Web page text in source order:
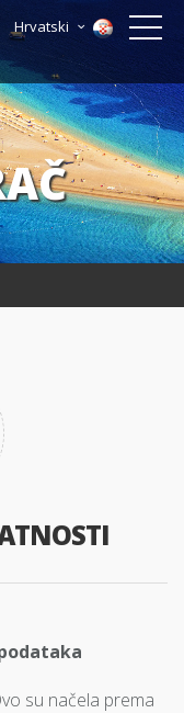
Hrvatski
su načela prema